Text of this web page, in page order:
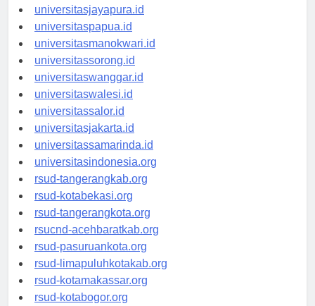
universitasjayapura.id
universitaspapua.id
universitasmanokwari.id
universitassorong.id
universitaswanggar.id
universitaswalesi.id
universitassalor.id
universitasjakarta.id
universitassamarinda.id
universitasindonesia.org
rsud-tangerangkab.org
rsud-kotabekasi.org
rsud-tangerangkota.org
rsucnd-acehbaratkab.org
rsud-pasuruankota.org
rsud-limapuluhkotakab.org
rsud-kotamakassar.org
rsud-kotabogor.org